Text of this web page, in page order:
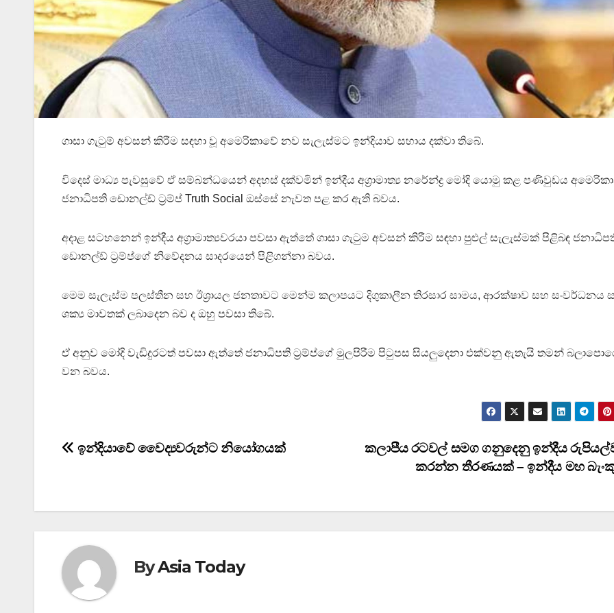
ගාසා ගැටුම් අවසන් කිරීම සඳහා වූ අමෙරිකාවේ නව සැලැස්මට ඉන්දියාව සහාය දක්වා තිබේ.
විදෙස් මාධ්‍ය පැවසුවේ ඒ සම්බන්ධයෙන් අදහස් දක්වමින් ඉන්දීය අග්‍රාමාත්‍ය නරේන්ද්‍ර මෝදි යොමු කළ පණිවුඩය
ජනාධිපති ඩොනල්ඩ් ට්‍රම්ප් Truth Social ඔස්සේ නැවත පළ කර ඇති බවය.
අදාළ සටහනෙන් ඉන්දීය අග්‍රාමාත්‍යවරයා පවසා ඇත්තේ ගාසා ගැටුම අවසන් කිරීම සඳහා පුළුල් සැලැස්මක් පිළිබඳ
ඩොනල්ඩ් ට්‍රම්ප්ගේ නිවේදනය සාදරයෙන් පිළිගන්නා බවය.
මෙම සැලැස්ම පලස්තීන සහ ඊශ්‍රායල ජනතාවට මෙන්ම කලාපයට දිගුකාලීන තිරසාර සාමය, ආරක්ෂාව සහ සංවර්ධනය
ශක්‍ය මාවතක් ලබාදෙන බව ද ඔහු පවසා තිබේ.
ඒ අනුව මෝදි වැඩිදුරටත් පවසා ඇත්තේ ජනාධිපති ට්‍රම්ප්ගේ මුලපිරීම පිටුපස සියලුදෙනා එක්වනු ඇතැයි තමන්
වන බවය.
Post
කලාපීය රටවල් සමග ගනුදෙනු ඉන්දීය
කරන්න තීරණයක් – ඉන්දීය මහ
ඉන්දියාවේ වෛද්‍යවරුන්ට නියෝගයක්
ByAsia Today